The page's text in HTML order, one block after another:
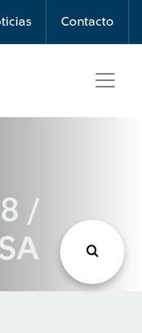
Contacto
/